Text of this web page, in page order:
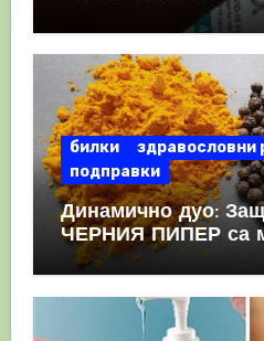
като призна, че те
билки
здравословни
подправки
Динамично дуо:
ЧЕРНИЯ ПИПЕР са
комбинация